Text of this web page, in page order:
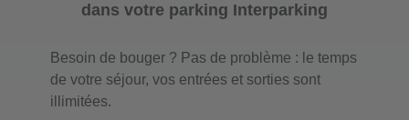
dans votre parking Interparking
Besoin de bouger ? Pas de problème : le temps
de votre séjour, vos entrées et sorties sont
illimitées.